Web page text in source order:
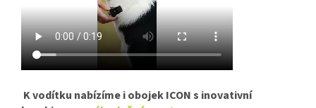
K vodítku nabízíme i obojek ICON s inovativní